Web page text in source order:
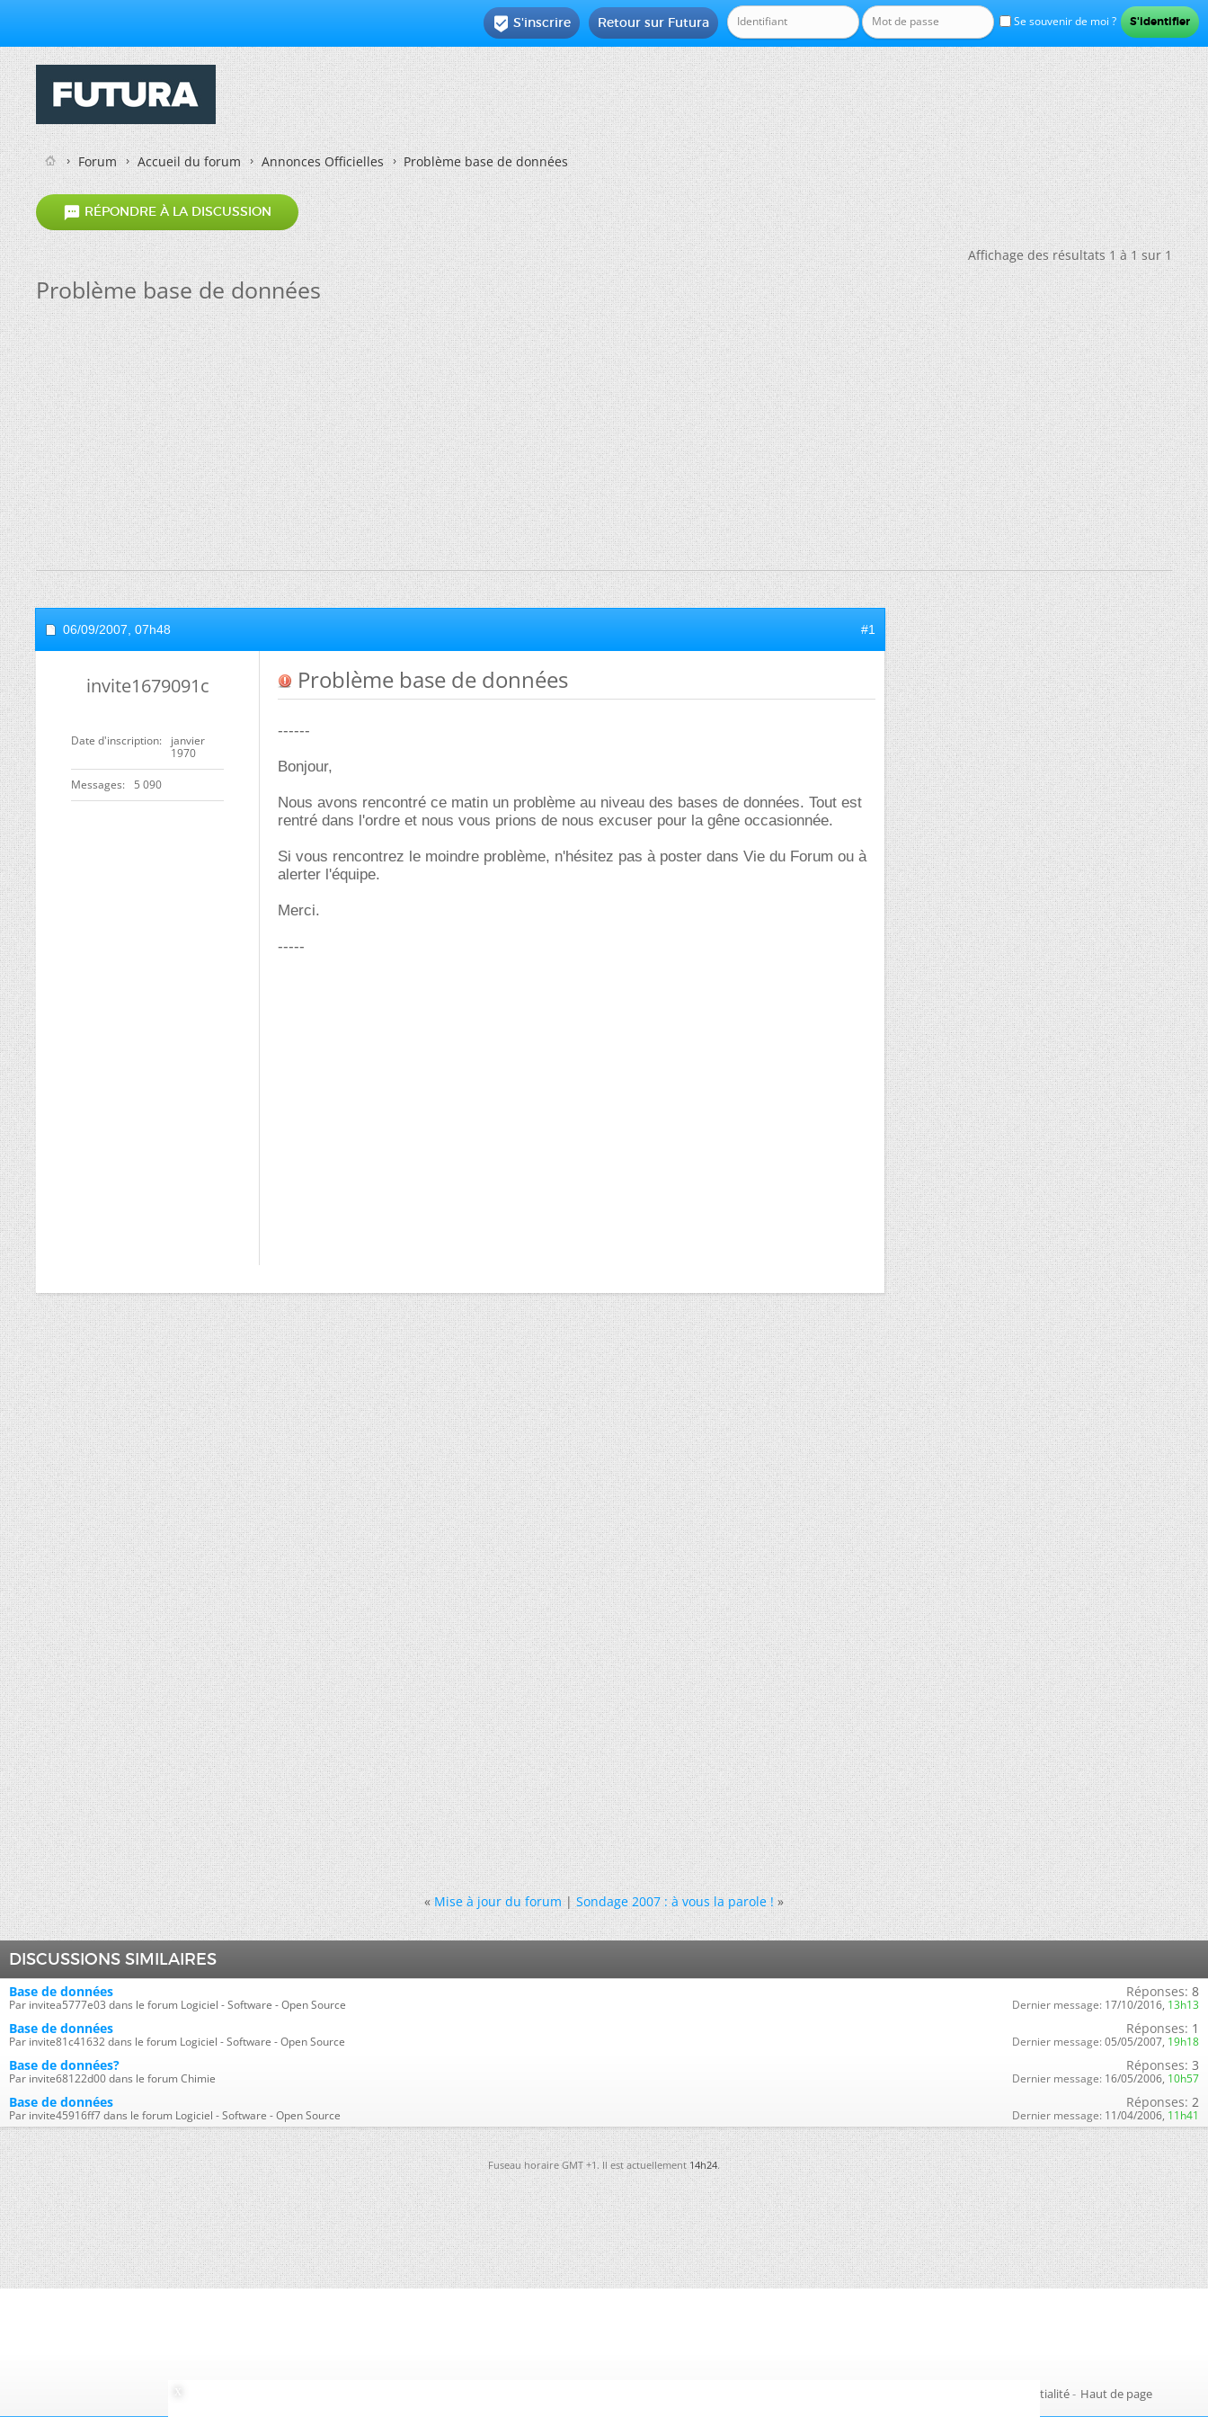
Se souvenir de moi ?
Retour sur Futura
 S'inscrire
Forum Accueil du forum Annonces Officielles Problème base de données
 RÉPONDRE À LA DISCUSSION
Affichage des résultats 1 à 1 sur 1
Problème base de données
06/09/2007, 07h48 #1
invite1679091c
Date d'inscription
janvier
1970
Messages 5 090
Problème base de données
------
Bonjour,
Nous avons rencontré ce matin un problème au niveau des bases de données. Tout est
rentré dans l'ordre et nous vous prions de nous excuser pour la gêne occasionnée.
Si vous rencontrez le moindre problème, n'hésitez pas à poster dans Vie du Forum ou à
alerter l'équipe.
Merci.
-----
« Mise à jour du forum|Sondage 2007 : à vous la parole ! »
DISCUSSIONS SIMILAIRES
Base de données
Par invitea5777e03 dans le forum Logiciel - Software - Open Source
Réponses: 8
Dernier message: 17/10/2016, 13h13
Base de données
Par invite81c41632 dans le forum Logiciel - Software - Open Source
Réponses: 1
Dernier message: 05/05/2007, 19h18
Base de données?
Par invite68122d00 dans le forum Chimie
Réponses: 3
Dernier message: 16/05/2006, 10h57
Base de données
Par invite45916ff7 dans le forum Logiciel - Software - Open Source
Réponses: 2
Dernier message: 11/04/2006, 11h41
Fuseau horaire GMT +1. Il est actuellement14h24.
Politique de confidentialité- Haut de page